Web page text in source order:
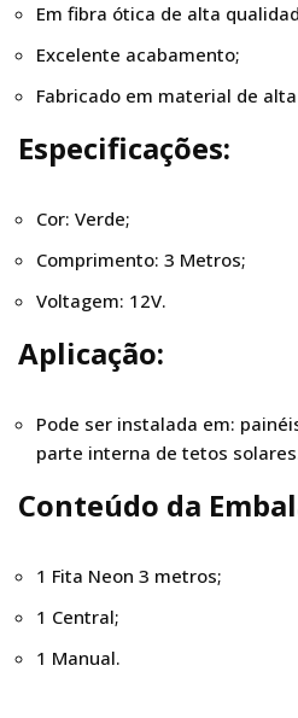
Em fibra ótica de alta
Excelente acabamento;
Fabricado em material de
Especificações:
Cor: Verde;
Comprimento: 3 Metros;
Voltagem: 12V.
Aplicação:
Pode ser instalada em:
parte interna de tetos
Conteúdo da
1 Fita Neon 3 metros;
1 Central;
1 Manual.